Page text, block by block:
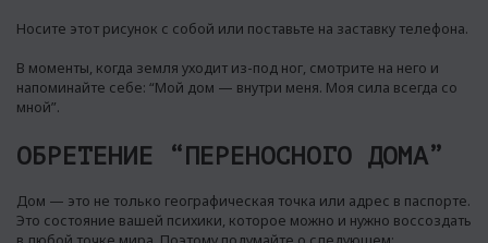
Носите этот рисунок с собой или поставьте на заставку телефона.
В моменты, когда земля уходит из-под ног, смотрите на него и
напоминайте себе: “Мой дом — внутри меня. Моя сила всегда со
мной”.
ОБРЕТЕНИЕ “ПЕРЕНОСНОГО ДОМА”
Дом — это не только географическая точка или адрес в паспорте.
Это состояние вашей психики, которое можно и нужно воссоздать